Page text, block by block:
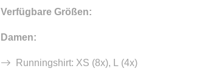
Verfügbare Größen:
Damen:
Runningshirt: XS (8x), L (4x)